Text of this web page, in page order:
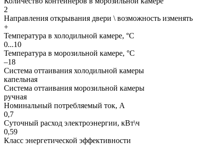
2
Направления открывания двери \ возможность изменять
+
Температура в холодильной камере, °С
0...10
Температура в морозильной камере, °С
–18
Система оттаивания холодильной камеры
капельная
Система оттаивания морозильной камеры
ручная
Номинальный потребляемый ток, А
0,7
Суточный расход электроэнергии, кВт\ч
0,59
Класс энергетической эффективности